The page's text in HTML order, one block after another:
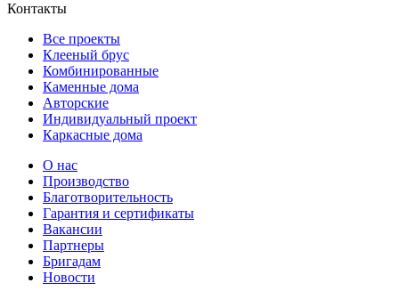
Контакты
Все проекты
Клееный брус
Комбинированные
Каменные дома
Авторские
Индивидуальный проект
Каркасные дома
О нас
Производство
Благотворительность
Гарантия и сертификаты
Вакансии
Партнеры
Бригадам
Новости